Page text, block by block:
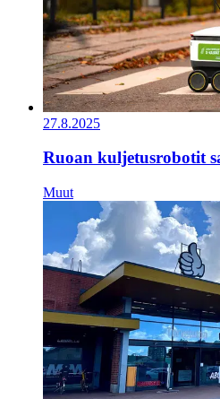
27.8.2025
Ruoan kuljetusrobotit
Muut